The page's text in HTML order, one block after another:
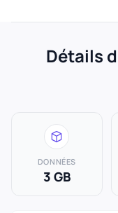
Détails
DONNÉES
3 GB